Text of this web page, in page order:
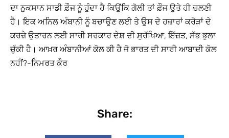
ਦਾ ਨੁਕਸਾਨ ਸਾਡੀ ਫ਼ੌਜ ਨੂੰ ਹੁੰਦਾ ਹੈ ਕਿਉਂਕਿ ਗੋਲੀ ਤਾਂ ਫ਼ੌਜ ਉਤੇ ਹੀ ਚਲਣੀ
ਹੈ। ਇਕ ਅਨਿਲ ਅੰਬਾਨੀ ਨੂੰ ਬਚਾਉਣ ਲਈ ਤੇ ਉਸ ਦੇ ਹਜ਼ਾਰਾਂ ਕਰੋੜਾਂ ਦੇ
ਕਰਜ਼ੇ ਉਤਾਰਨ ਲਈ ਸਾਰੀ ਸਰਕਾਰ ਦੇਸ਼ ਦੀ ਸੁਰੱਖਿਆ, ਇੱਜ਼ਤ, ਸੱਭ ਭੁਲਾ
ਚੁੱਕੀ ਹੈ। ਆਖ਼ਰ ਅੰਬਾਨੀਆਂ ਕੋਲ ਕੀ ਹੈ ਜੋ ਭਾਰਤ ਦੀ ਸਾਰੀ ਆਬਾਦੀ ਕੋਲ
ਨਹੀਂ?-ਨਿਮਰਤ ਕੌਰ
Share: